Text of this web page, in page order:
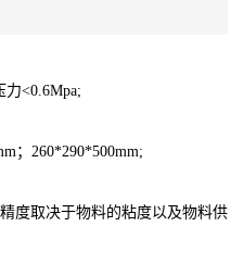
<0.6Mpa;
；260*290*500mm;
度取决于物料的粘度以及物料供